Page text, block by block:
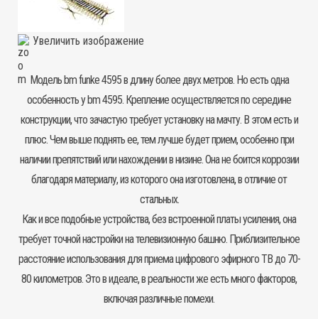
Увеличить изображение
Модель bm funke 4595 в длину более двух метров. Но есть одна
особенность у bm 4595. Крепление осуществляется по середине
конструкции, что зачастую требует установку на мачту. В этом есть и
плюс. Чем выше поднять ее, тем лучше будет прием, особенно при
наличии препятствий или нахождении в низине. Она не боится коррозии
благодаря материалу, из которого она изготовлена, в отличие от
стальных.
Как и все подобные устройства, без встроенной платы усиления, она
требует точной настройки на телевизионную башню. Приблизительное
расстояние использования для приема цифрового эфирного ТВ до 70-
80 километров. Это в идеале, в реальности же есть много факторов,
включая различные помехи.